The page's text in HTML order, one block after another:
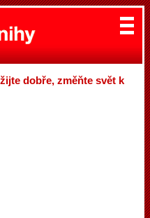
dobře, změňte svět k